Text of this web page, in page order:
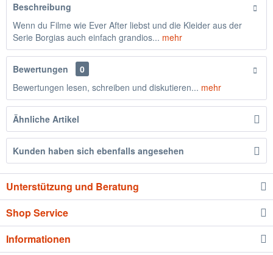
Beschreibung
Wenn du Filme wie Ever After liebst und die Kleider aus der
Serie Borgias auch einfach grandios... mehr
Bewertungen
0
Bewertungen lesen, schreiben und diskutieren... mehr
Ähnliche Artikel
Kunden haben sich ebenfalls angesehen
Unterstützung und Beratung
Shop Service
Informationen